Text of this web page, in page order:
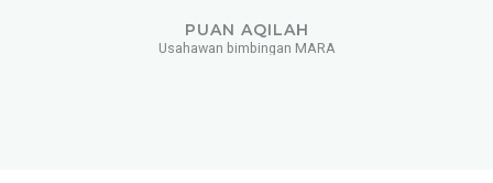
PUAN AQILAH
Usahawan bimbingan MARA